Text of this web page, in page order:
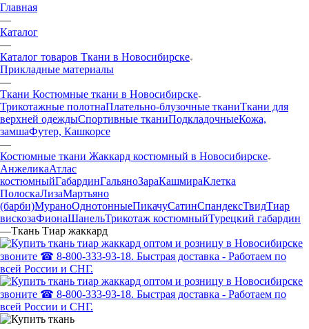
Главная
—
Каталог
—
Каталог товаров Ткани в Новосибирске
Прикладные материалы
—
Ткани Костюмные ткани в Новосибирске
Трикотажные полотнаПлательно-блузочные тканиТкани для
верхней одеждыСпортивные тканиПодкладочныеКожа,
замшаФутер, Кашкорсе
—
Костюмные ткани Жаккард костюмный в Новосибирске
АнжеликаАтлас
костюмныйГабардинГальяноЗараКашмираКлетка
ПолоскаЛизаМартьяно
(барби)МураноОднотонныеПикачуСатинСпандексТвидТиар
вискозаФионаШанельТрикотаж костюмныйТурецкий габардин
—Ткань Тиар жаккард